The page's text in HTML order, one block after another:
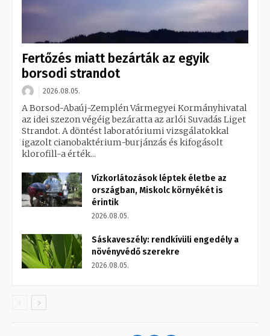
Fertőzés miatt bezárták az egyik
borsodi strandot
2026.08.05.
A Borsod-Abaúj-Zemplén Vármegyei Kormányhivatal
az idei szezon végéig bezáratta az arlói Suvadás Liget
Strandot. A döntést laboratóriumi vizsgálatokkal
igazolt cianobaktérium-burjánzás és kifogásolt
klorofill-a érték...
Vízkorlátozások léptek életbe az
országban, Miskolc környékét is
érintik
2026.08.05.
Sáskaveszély: rendkívüli engedély a
növényvédő szerekre
2026.08.05.